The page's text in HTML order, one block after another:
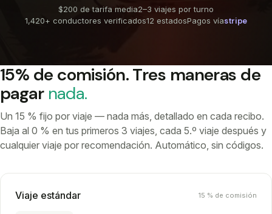
$200 de tarifa media2–3 viajes por turno
1,420+ conductores verificados12 estadosPagos víastripe
15% de comisión. Tres maneras de
pagar nada.
Un 15 % fijo por viaje — nada más, detallado en cada recibo.
Baja al 0 % en tus primeros 3 viajes, cada 5.º viaje después y
cualquier viaje por recomendación. Automático, sin códigos.
Viaje estándar 15 % de comisión